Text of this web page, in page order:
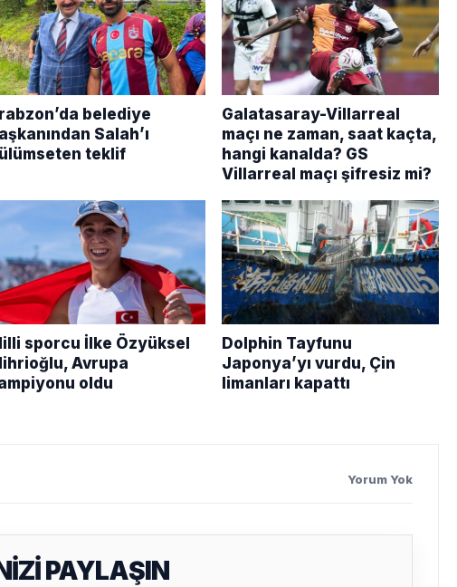
belediye
Salah’ı
teklif
Galatasaray-Villarreal
maçı ne zaman, saat kaçta,
hangi kanalda? GS
Villarreal maçı şifresiz mi?
sporcu İlke Özyüksel
Avrupa
oldu
Dolphin Tayfunu
Japonya’yı vurdu, Çin
limanları kapattı
Yorum Yok
PAYLAŞIN